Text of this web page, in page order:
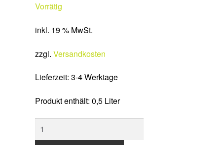
Vorrätig
inkl. 19 % MwSt.
zzgl. Versandkosten
Lieferzeit: 3-4 Werktage
Produkt enthält: 0,5 Liter